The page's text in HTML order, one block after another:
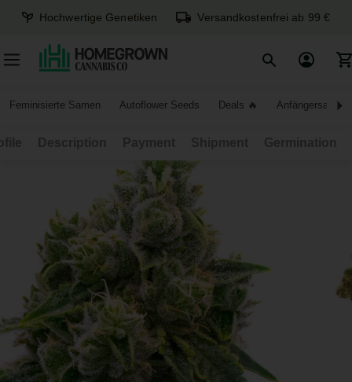
Hochwertige Genetiken Versandkostenfrei ab 99 €
Feminisierte Samen Autoflower Seeds Deals Anfängersamen